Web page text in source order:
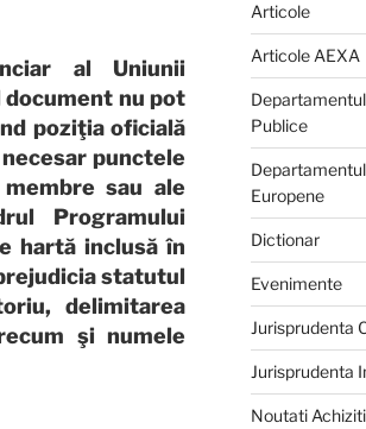
al Uniunii
nu pot
poziţia oficială
punctele
sau ale
Programului
hartă inclusă în
statutul
delimitarea
şi numele
Articole
Articole AEXA
Publice
Europene
Dictionar
Evenimente
Jurisprudenta
Jurisprudenta
Noutati